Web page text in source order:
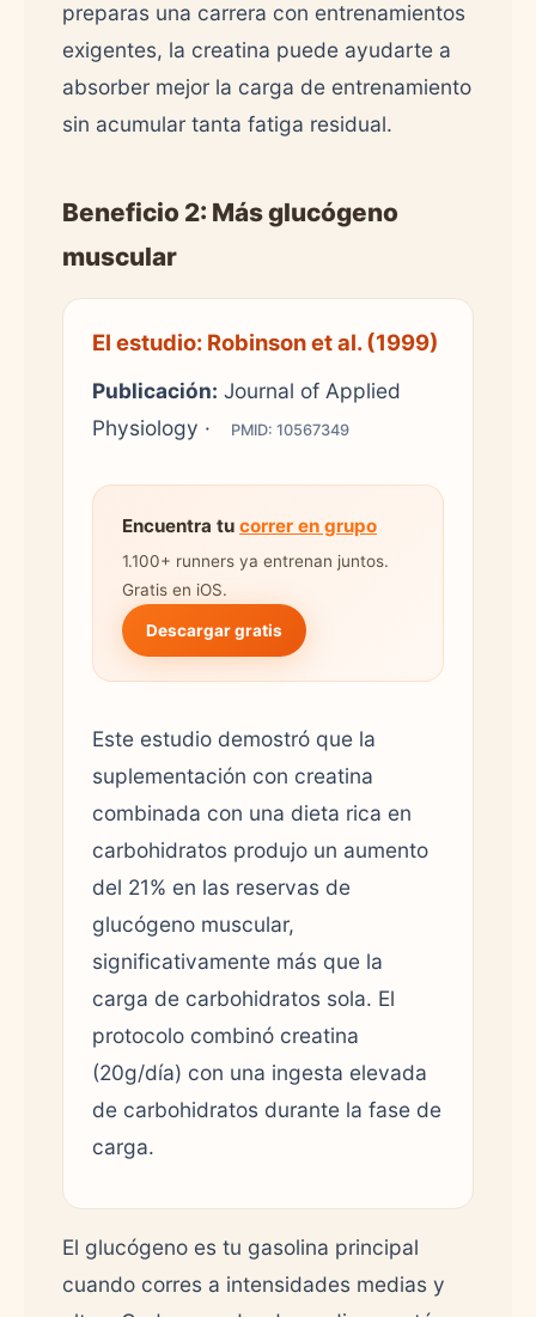
preparas una carrera con entrenamientos
exigentes, la creatina puede ayudarte a
absorber mejor la carga de entrenamiento
sin acumular tanta fatiga residual.
Beneficio 2: Más glucógeno
muscular
El estudio: Robinson et al. (1999)
Publicación: Journal of Applied
Physiology ·
PMID: 10567349
Encuentra tu correr en grupo
1.100+ runners ya entrenan juntos.
Gratis en iOS.
Descargar gratis
Este estudio demostró que la
suplementación con creatina
combinada con una dieta rica en
carbohidratos produjo un aumento
del 21% en las reservas de
glucógeno muscular,
significativamente más que la
carga de carbohidratos sola. El
protocolo combinó creatina
(20g/día) con una ingesta elevada
de carbohidratos durante la fase de
carga.
El glucógeno es tu gasolina principal
cuando corres a intensidades medias y